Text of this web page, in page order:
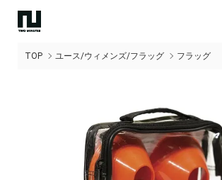
TOP ユース/ウィメンズ/フラッグ フラッグ